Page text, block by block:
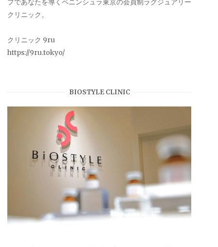
プであなたを導くペニンシュラ東京の会員制ラグジュアリー
クリニック。
クリニック 9ru
https://9ru.tokyo/
BIOSTYLE CLINIC